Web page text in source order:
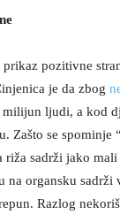
pozitivne
je da zbog
milijun ljudi, a kod
Zašto se spominje
riža sadrži jako
na organsku sadrži
Razlog